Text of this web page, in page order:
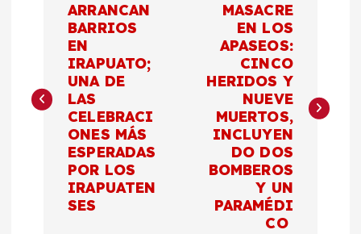
e
ARRANCAN
BARRIOS
EN
IRAPUATO;
UNA DE
LAS
CELEBRACI
ONES MÁS
ESPERADAS
POR LOS
IRAPUATEN
SES
MASACRE
EN LOS
APASEOS:
CINCO
HERIDOS Y
NUEVE
MUERTOS,
INCLUYEN
DO DOS
BOMBEROS
Y UN
PARAMÉDI
CO